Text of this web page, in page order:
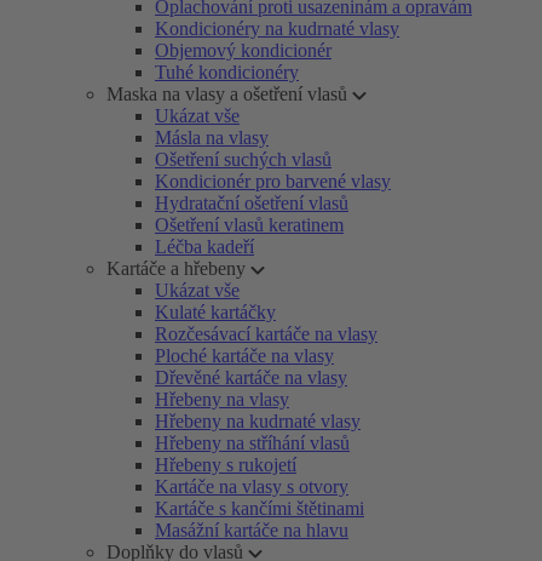
Oplachování proti usazeninám a opravám
Kondicionéry na kudrnaté vlasy
Objemový kondicionér
Tuhé kondicionéry
Maska na vlasy a ošetření vlasů
Ukázat vše
Másla na vlasy
Ošetření suchých vlasů
Kondicionér pro barvené vlasy
Hydratační ošetření vlasů
Ošetření vlasů keratinem
Léčba kadeří
Kartáče a hřebeny
Ukázat vše
Kulaté kartáčky
Rozčesávací kartáče na vlasy
Ploché kartáče na vlasy
Dřevěné kartáče na vlasy
Hřebeny na vlasy
Hřebeny na kudrnaté vlasy
Hřebeny na stříhání vlasů
Hřebeny s rukojetí
Kartáče na vlasy s otvory
Kartáče s kančími štětinami
Masážní kartáče na hlavu
Doplňky do vlasů